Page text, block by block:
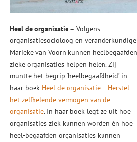
Heel de organisatie – Volgens
organisatiesocioloog en veranderkundige
Marieke van Voorn kunnen heelbegaafden
zieke organisaties helpen helen. Zij
muntte het begrip ‘heelbegaafdheid’ in
haar boek Heel de organisatie – Herstel
het zelfhelende vermogen van de
organisatie. In haar boek legt ze uit hoe
organisaties ziek kunnen worden én hoe
heel-begaafden organisaties kunnen